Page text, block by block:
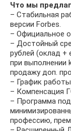
Что мы
– Стабильная
версии Forbes.
– Официальное
– Достойный
рублей (оклад +
при выполнении
продажу доп.
– График
– Компенсация
– Программа
профессию,